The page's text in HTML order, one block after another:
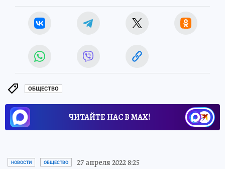
ОБЩЕСТВО
ЧИТАЙТЕ НАС В МАХ!
НОВОСТИ ОБЩЕСТВО 27 апреля 2022 8:25